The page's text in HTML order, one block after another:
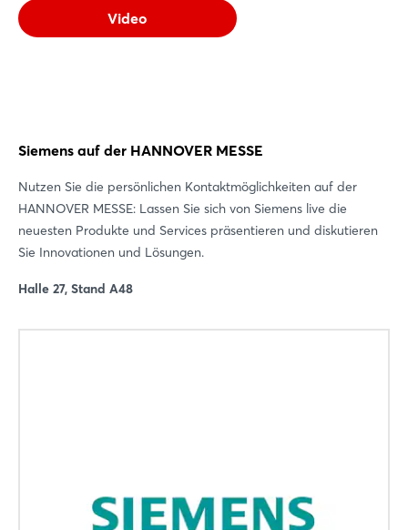
Video
Siemens auf der HANNOVER MESSE
Nutzen Sie die persönlichen Kontaktmöglichkeiten auf der
HANNOVER MESSE: Lassen Sie sich von Siemens live die
neuesten Produkte und Services präsentieren und diskutieren
Sie Innovationen und Lösungen.
Halle 27, Stand A48